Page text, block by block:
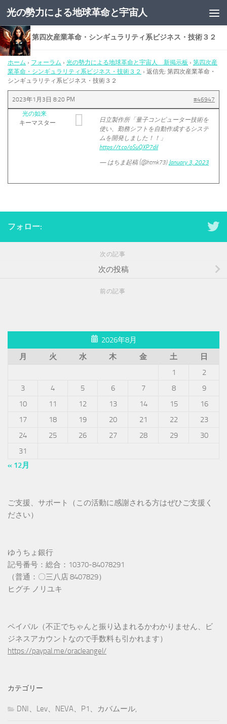
コンテンツへスキップ
光の勢力による地球革命と宇宙人
返信先: 第四次産業革命・シンギュラリティ系ビジネス・技術３２
ホーム › フォーラム › 光の勢力による地球革命と宇宙人 新掲示板 › 第四次産
業革命・シンギュラリティ系ビジネス・技術３２ › 返信先: 第四次産業革命・
シンギュラリティ系ビジネス・技術３２
2023年1月3日 8:20 PM
#46947
光の如来
キーマスター
日立製作所「量子コンピューター技術を
使い、勤務シフトを自動作成するシステ
ムを開発しました！！」
https://t.co/oSuQXP7diI
— はちま起稿 (@htmk73) January 3, 2023
フォロー:
次の記事
次の投稿
前の記事
2026年8月
月
火 水 木 金 土
日
1
2
3
4 5 6 7 8
9
10
11 12 13 14 15
16
17
18 19 20 21 22
23
24
25 26 27 28 29
30
31
« 12月
ご支援、サポート（この活動に感謝される方はぜひご支援く
ださい）
ゆうちょ銀行
記号番号：総合：10370-84078291
（普通：〇三八店 8407829）
ヒグチ ノリユキ
ペイパル（不正でちゃんと振り込まれるかわかりません、ビ
ジネスアカウントなので手数料も引かれます）
https://paypal.me/oracleangel/
カテゴリー
DNI、Lev、NEVA、P1、カバムール,